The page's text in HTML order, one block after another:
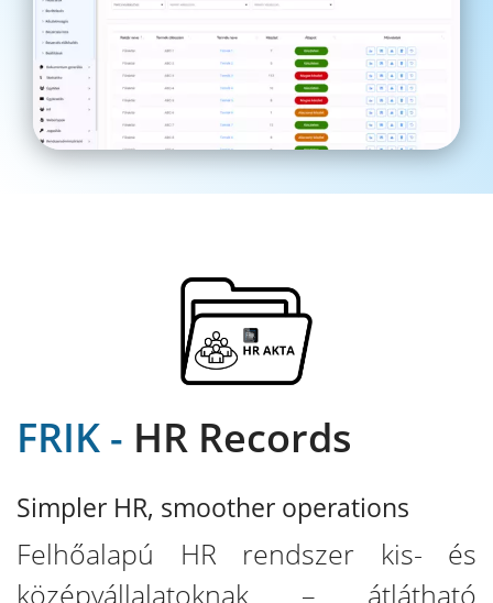
FRIK - HR Records
Simpler HR, smoother operations
Felhőalapú HR rendszer kis- és
középvállalatoknak – átlátható